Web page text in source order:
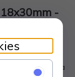
18x30mm -
z tworzywa